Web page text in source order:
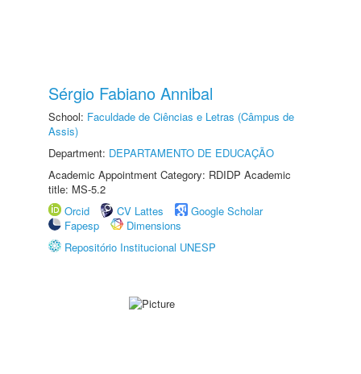
Sérgio Fabiano Annibal
School: Faculdade de Ciências e Letras (Câmpus de
Assis)
Department: DEPARTAMENTO DE EDUCAÇÃO
Academic Appointment Category: RDIDP Academic
title: MS-5.2
Orcid
CV Lattes
Google Scholar
Fapesp
Dimensions
Repositório Institucional UNESP